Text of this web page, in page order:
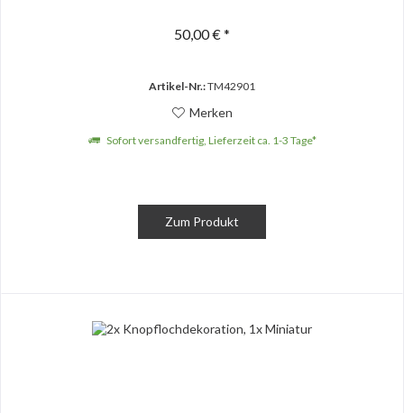
50,00 € *
Artikel-Nr.:TM42901
Merken
Sofort versandfertig, Lieferzeit ca. 1-3 Tage*
Zum Produkt